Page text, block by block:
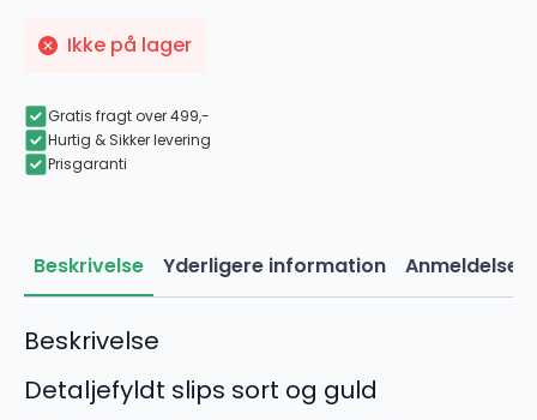
Ikke på lager
Gratis fragt over 499,-
Hurtig & Sikker levering
Prisgaranti
Beskrivelse Yderligere information Anmeldelser
Beskrivelse
Detaljefyldt slips sort og guld